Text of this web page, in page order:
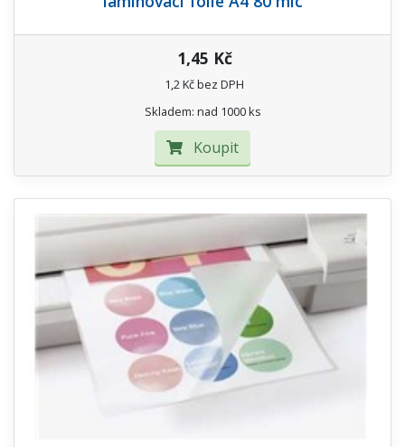
1,45 Kč
1,2 Kč bez DPH
Skladem: nad 1000 ks
Koupit